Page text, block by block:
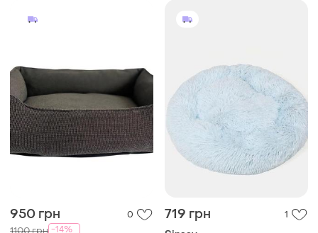
950 грн 0
1100 грн -14%
719 грн 1